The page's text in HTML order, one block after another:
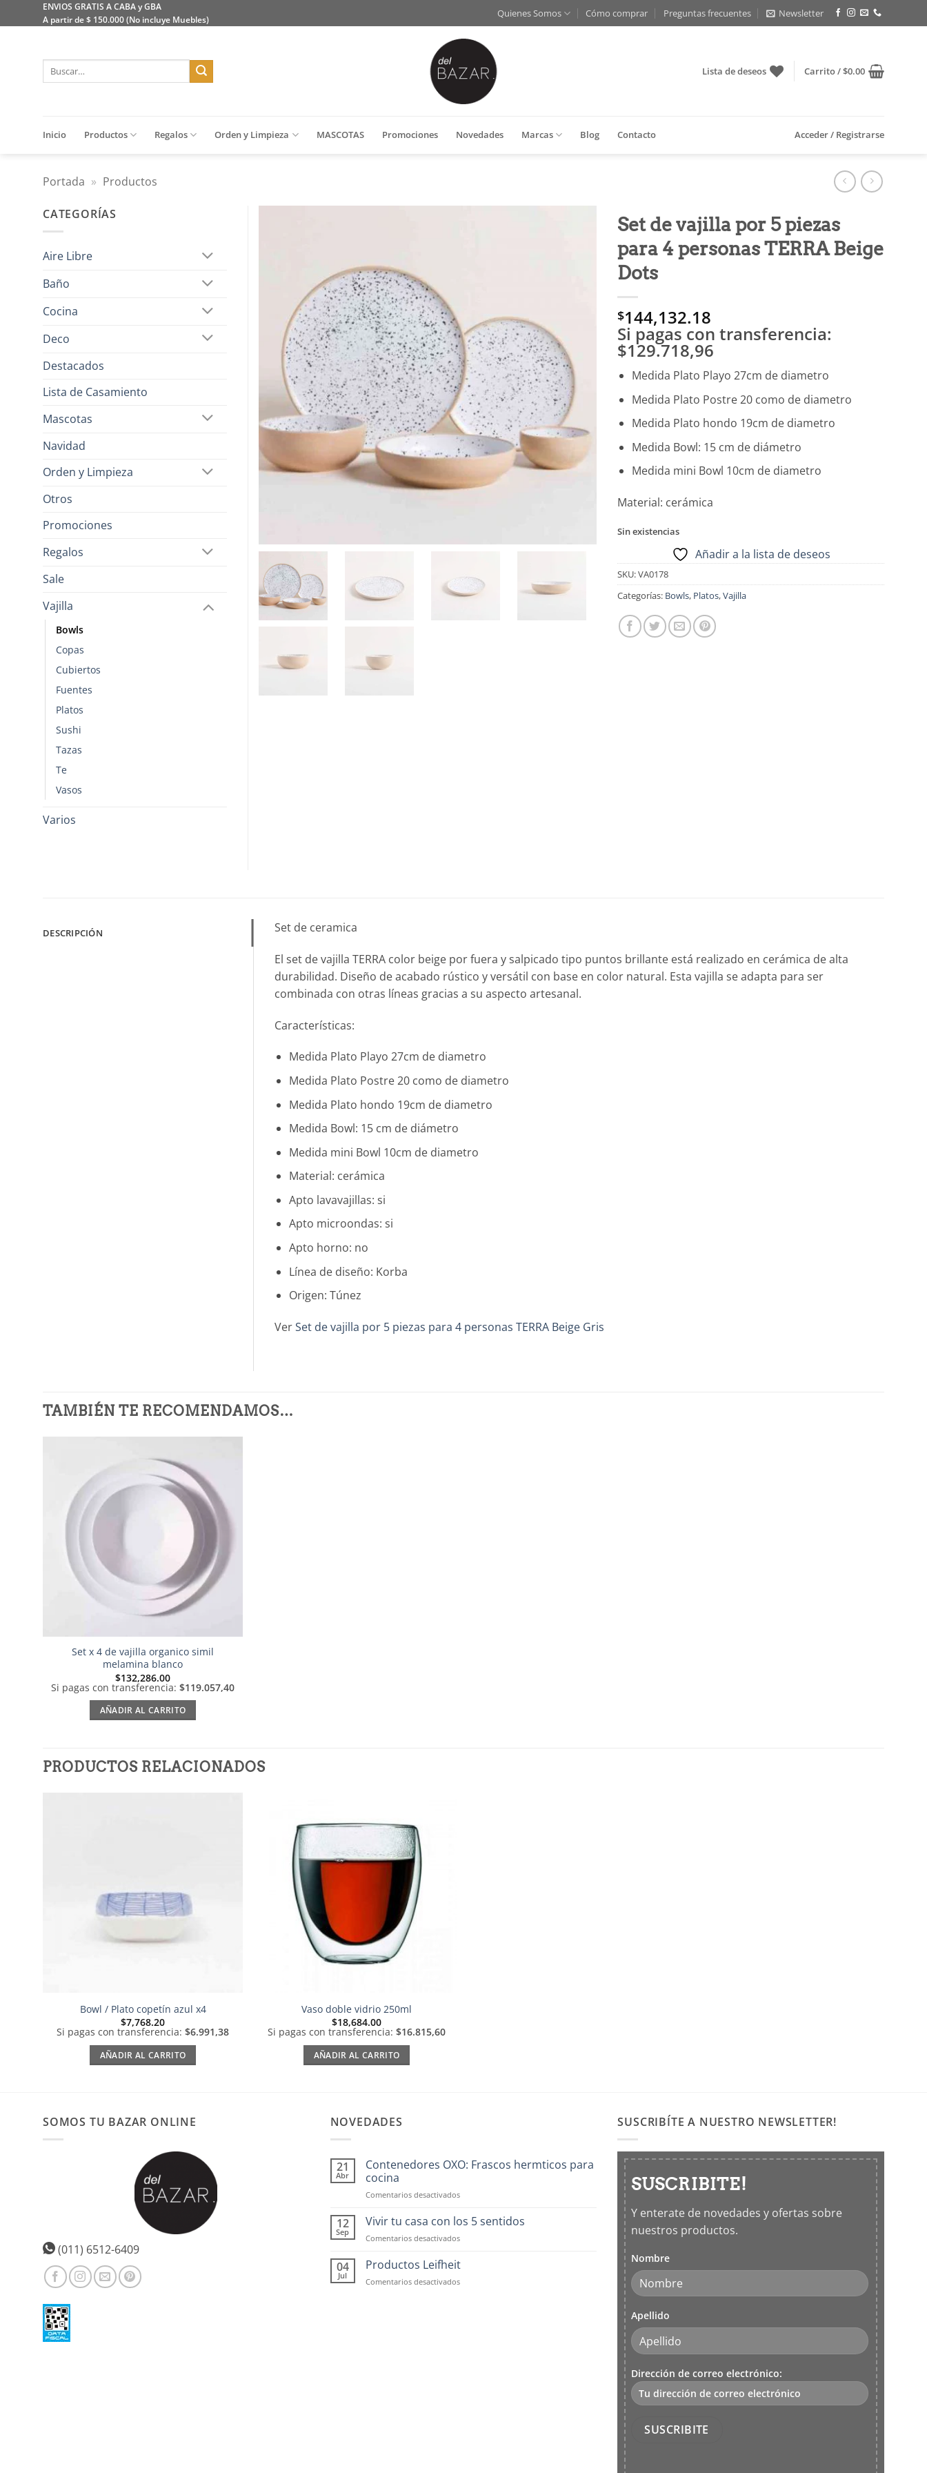
al
ENVIOS GRATIS A CABA y GBA
A partir de $ 150.000 (No incluye Muebles)
Quienes Somos Cómo comprar Preguntas frecuentes Newsletter
Buscar
Lista de deseos Carrito /$0.00
Inicio Productos Regalos Orden y Limpieza MASCOTAS Promociones Novedades Marcas Blog Contacto Acceder / Registrarse
Portada » Productos
Set de vajilla por 5 piezas
para 4 personas TERRA Beige
Dots
$144,132.18
Si pagas con transferencia:
$129.718,96
Medida Plato Playo 27cm de diametro
Medida Plato Postre 20 como de diametro
Medida Plato hondo 19cm de diametro
Medida Bowl: 15 cm de diámetro
Medida mini Bowl 10cm de diametro
Material: cerámica
Sin existencias
Añadir a la lista de deseos
SKU:VA0178
Categorías: Bowls, Platos,Vajilla
CATEGORÍAS
Aire Libre
Baño
Cocina
Deco
Destacados
Lista de Casamiento
Mascotas
Navidad
Orden y Limpieza
Otros
Promociones
Regalos
Sale
Vajilla
Bowls
Copas
Cubiertos
Fuentes
Platos
Sushi
Tazas
Te
Vasos
Varios
DESCRIPCIÓN Set de ceramica
El set de vajilla TERRA color beige por fuera y salpicado tipo puntos brillante está realizado en cerámica de alta
durabilidad. Diseño de acabado rústico y versátil con base en color natural. Esta vajilla se adapta para ser
combinada con otras líneas gracias a su aspecto artesanal.
Características:
Medida Plato Playo 27cm de diametro
Medida Plato Postre 20 como de diametro
Medida Plato hondo 19cm de diametro
Medida Bowl: 15 cm de diámetro
Medida mini Bowl 10cm de diametro
Material: cerámica
Apto lavavajillas: si
Apto microondas: si
Apto horno: no
Línea de diseño: Korba
Origen: Túnez
VerSet de vajilla por 5 piezas para 4 personas TERRA Beige Gris
TAMBIÉN TE RECOMENDAMOS…
a la
lista de
deseos
Set x 4 de vajilla organico simil
melamina blanco
$132,286.00
Si pagas con transferencia: $119.057,40
AÑADIR AL CARRITO
PRODUCTOS RELACIONADOS
Bowl / Plato copetín azul x4
$7,768.20
Si pagas con transferencia: $6.991,38
AÑADIR AL CARRITO
lista de
deseos
Vaso doble vidrio 250ml
$18,684.00
Si pagas con transferencia: $16.815,60
AÑADIR AL CARRITO
SOMOS TU BAZAR ONLINE
(011) 6512-6409
NOVEDADES
21
Abr
Contenedores OXO: Frascos hermticos para
cocina
Comentarios desactivadosen
OXO:
hermticos
cocina
12
Sep
Vivir tu casa con los 5 sentidos
Comentarios desactivadosen
tu
con
04
Jul
Productos Leifheit
Comentarios desactivadosen
SUSCRIBÍTE A NUESTRO NEWSLETTER!
SUSCRIBITE!
Y enterate de novedades y ofertas sobre
nuestros productos.
Nombre
Apellido
Dirección de correo electrónico: